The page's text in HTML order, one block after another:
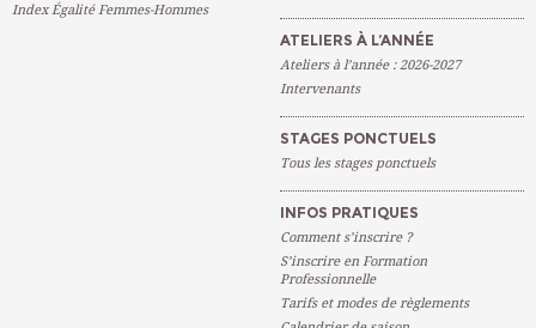
Index Égalité Femmes-Hommes
ATELIERS À L’ANNÉE
Ateliers à l’année : 2026-2027
Intervenants
STAGES PONCTUELS
Tous les stages ponctuels
INFOS PRATIQUES
Comment s’inscrire ?
S’inscrire en Formation
Professionnelle
Tarifs et modes de règlements